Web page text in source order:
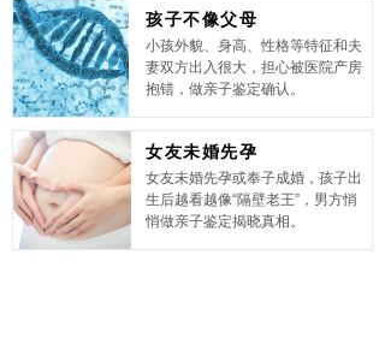
孩子不像父母
小孩外貌、身高、性格等特征和夫
妻双方出入很大，担心被医院产房
抱错，做亲子鉴定确认。
女友未婚先孕
女友未婚先孕或奉子成婚，孩子出
生后越看越像“隔壁老王”，男方悄
悄做亲子鉴定揭晓真相。